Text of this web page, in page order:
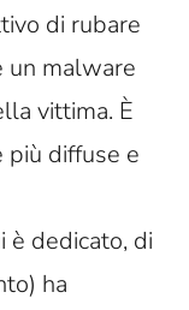
di rubare
un malware
vittima. È
più diffuse e
è dedicato, di
ha